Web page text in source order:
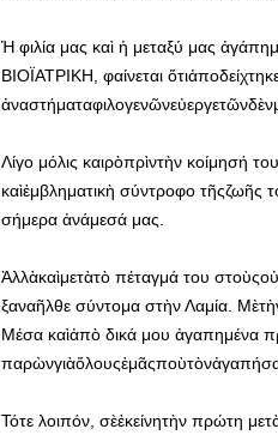
Ἡ φιλία μας καὶ ἡ μεταξύ μας
ΒΙΟΪΑΤΡΙΚΗ, φαίνεται
Λίγο μόλις καιρὸπρὶντὴν κοίμησή
καὶἐμβληματικὴ σύντροφο τῆςζωῆς
σήμερα ἀνάμεσά μας.
Ἀλλὰκαὶμετὰτὸ πέταγμά του
ξαναῆλθε σύντομα στὴν Λαμία.
Μέσα καὶἀπὸ δικά μου ἀγαπημένα
Τότε λοιπόν, σὲἐκείνητὴν πρώτη